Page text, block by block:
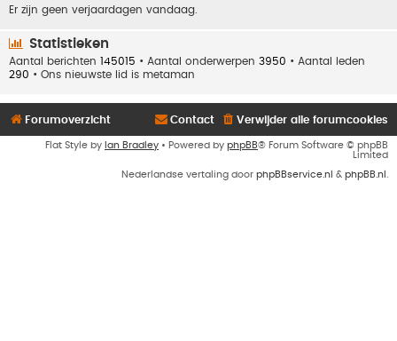
Er zijn geen verjaardagen vandaag.
Statistieken
Aantal berichten 145015 • Aantal onderwerpen 3950 • Aantal leden
290 • Ons nieuwste lid is metaman
Forumoverzicht Verwijder alle forumcookies
Contact
Flat Style by Ian Bradley • Powered by phpBB® Forum Software © phpBB
Limited
Nederlandse vertaling door phpBBservice.nl & phpBB.nl